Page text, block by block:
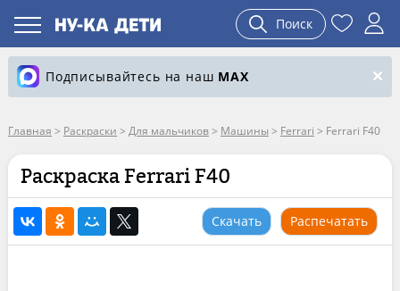
Поиск
Подписывайтесь на наш MAX
Главная > Раскраски > Для мальчиков> Машины > Ferrari > Ferrari F40
Раскраска Ferrari F40
Скачать Распечатать